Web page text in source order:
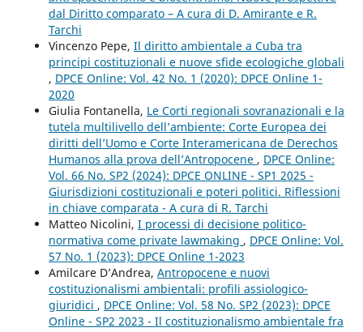
dal Diritto comparato – A cura di D. Amirante e R.
Tarchi
Vincenzo Pepe, Il diritto ambientale a Cuba tra
principi costituzionali e nuove sfide ecologiche globali
, DPCE Online: Vol. 42 No. 1 (2020): DPCE Online 1-
2020
Giulia Fontanella, Le Corti regionali sovranazionali e la
tutela multilivello dell’ambiente: Corte Europea dei
diritti dell’Uomo e Corte Interamericana de Derechos
Humanos alla prova dell’Antropocene , DPCE Online:
Vol. 66 No. SP2 (2024): DPCE ONLINE - SP1 2025 -
Giurisdizioni costituzionali e poteri politici. Riflessioni
in chiave comparata - A cura di R. Tarchi
Matteo Nicolini, I processi di decisione politico-
normativa come private lawmaking , DPCE Online: Vol.
57 No. 1 (2023): DPCE Online 1-2023
Amilcare D’Andrea, Antropocene e nuovi
costituzionalismi ambientali: profili assiologico-
giuridici , DPCE Online: Vol. 58 No. SP2 (2023): DPCE
Online - SP2 2023 - Il costituzionalismo ambientale fra